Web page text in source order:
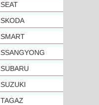
SEAT
SKODA
SMART
SSANGYONG
SUBARU
SUZUKI
TAGAZ